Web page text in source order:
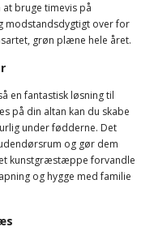
bruge timevis på
modstandsdygtigt over for
grøn plæne hele året.
en fantastisk løsning til
på din altan kan du skabe
under fødderne. Det
og gør dem
kunstgræstæppe forvandle
og hygge med familie